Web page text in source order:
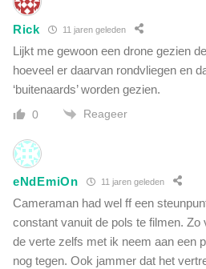
e
t
i
e
j
b
e
s
o
n
e
o
m
v
a
p
i
s
C
h
Rick 11 jaren geleden
Lijkt me gewoon een drone gezien
hoeveel er daarvan rondvliegen en
‘buitenaards’ worden gezien.
0 Reageer
eNdEmiOn 11 jaren geleden
Cameraman had wel ff een
constant vanuit de pols te filmen. Zo
de verte zelfs met ik neem aan een
nog tegen. Ook jammer dat het